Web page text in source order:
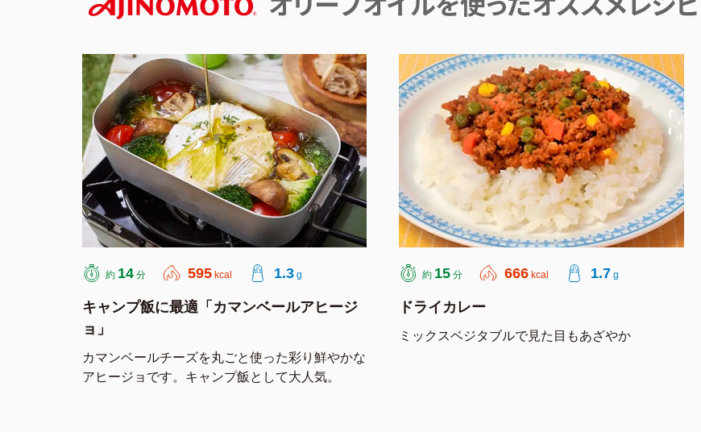
AJINOMOTO
約 14 分 595 kcal 1.3 g
キャンプ飯に最適「カマンベールアヒージ
ョ」
カマンベールチーズを丸ごと使った彩り鮮やかな
アヒージョです。キャンプ飯として大人気。
約 15 分 666 kcal 1.7 g
ドライカレー
ミックスベジタブルで見た目もあざやか